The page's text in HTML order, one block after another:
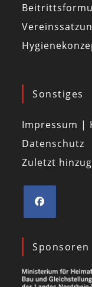
Sonstiges
Impressum |
Datenschutz
Zuletzt
Sponsoren